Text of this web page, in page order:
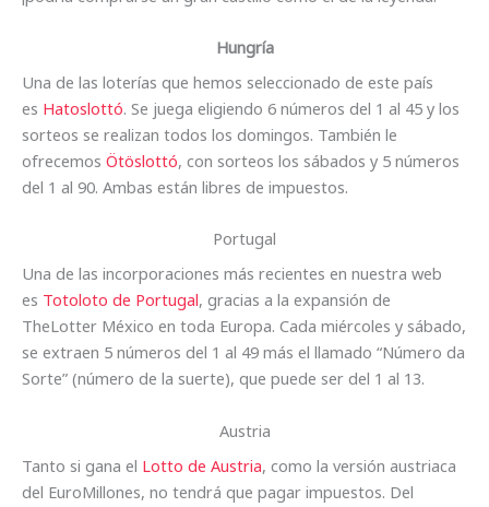
Hungría
Una de las loterías que hemos seleccionado de este país
es Hatoslottó. Se juega eligiendo 6 números del 1 al 45 y los
sorteos se realizan todos los domingos. También le
ofrecemos Ötöslottó, con sorteos los sábados y 5 números
del 1 al 90. Ambas están libres de impuestos.
Portugal
Una de las incorporaciones más recientes en nuestra web
es Totoloto de Portugal, gracias a la expansión de
TheLotter México en toda Europa. Cada miércoles y sábado,
se extraen 5 números del 1 al 49 más el llamado “Número da
Sorte” (número de la suerte), que puede ser del 1 al 13.
Austria
Tanto si gana el Lotto de Austria, como la versión austriaca
del EuroMillones, no tendrá que pagar impuestos. Del